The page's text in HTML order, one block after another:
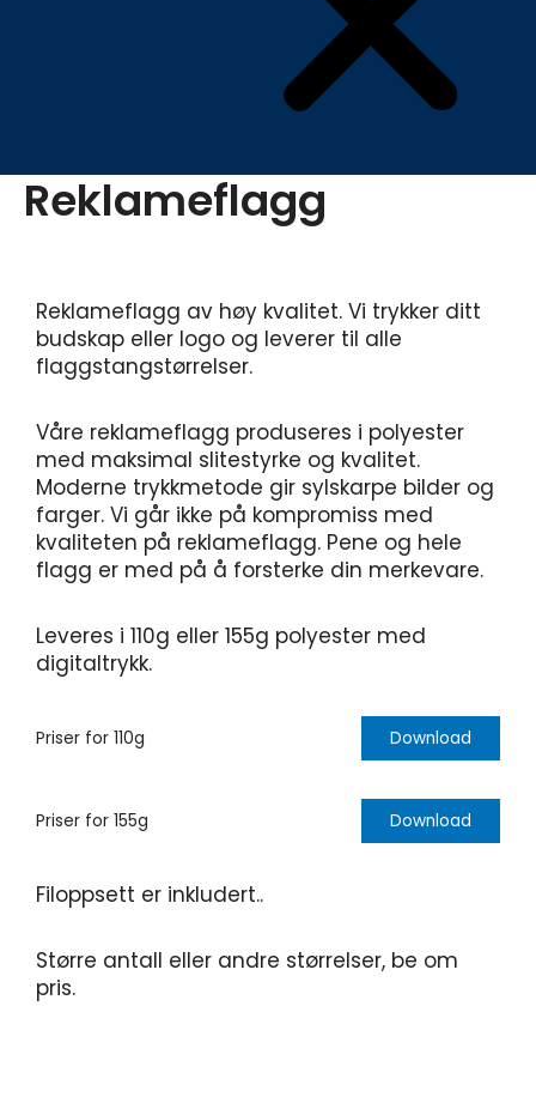
Reklameflagg
Reklameflagg av høy kvalitet. Vi trykker ditt
budskap eller logo og leverer til alle
flaggstangstørrelser.
Våre reklameflagg produseres i polyester
med maksimal slitestyrke og kvalitet.
Moderne trykkmetode gir sylskarpe bilder og
farger. Vi går ikke på kompromiss med
kvaliteten på reklameflagg. Pene og hele
flagg er med på å forsterke din merkevare.
Leveres i 110g eller 155g polyester med
digitaltrykk.
Priser for 110g Download
Priser for 155g Download
Filoppsett er inkludert..
Større antall eller andre størrelser, be om
pris.